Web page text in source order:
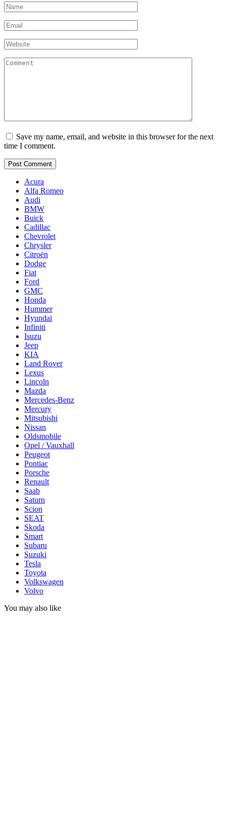
Name
*
Email
*
Website
Comment
Save my name, email, and website in this browser for the next
time I comment.
Acura
Alfa Romeo
Audi
BMW
Buick
Cadillac
Chevrolet
Chrysler
Citroën
Dodge
Fiat
Ford
GMC
Honda
Hummer
Hyundai
Infiniti
Isuzu
Jeep
KIA
Land Rover
Lexus
Lincoln
Mazda
Mercedes-Benz
Mercury
Mitsubishi
Nissan
Oldsmobile
Opel / Vauxhall
Peugeot
Pontiac
Porsche
Renault
Saab
Saturn
Scion
SEAT
Skoda
Smart
Subaru
Suzuki
Tesla
Toyota
Volkswagen
Volvo
You may also like